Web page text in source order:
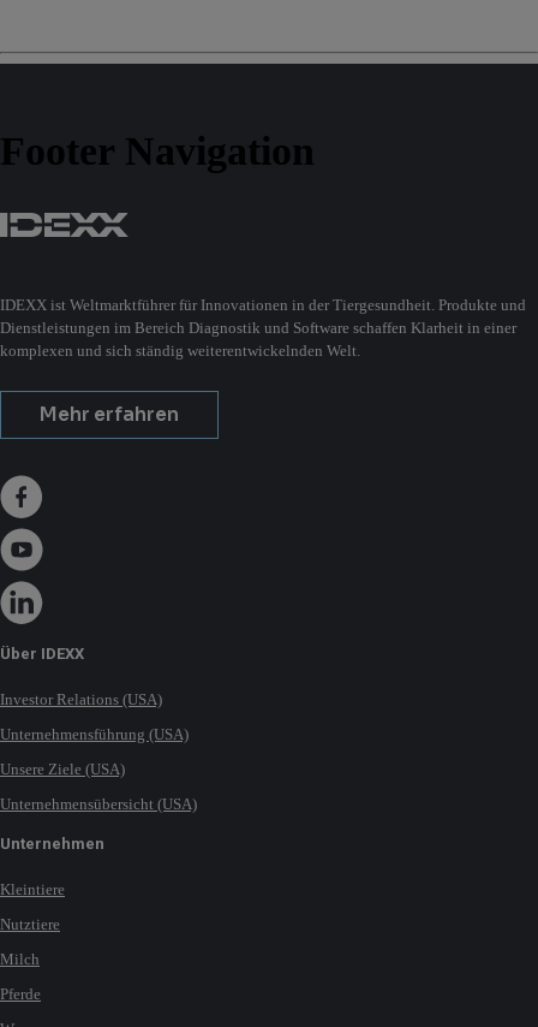
Footer Navigation
IDEXX ist Weltmarktführer für Innovationen in der Tiergesundheit. Produkte und
Dienstleistungen im Bereich Diagnostik und Software schaffen Klarheit in einer
komplexen und sich ständig weiterentwickelnden Welt.
Mehr erfahren
Über IDEXX
Investor Relations (USA)
Unternehmensführung (USA)
Unsere Ziele (USA)
Unternehmensübersicht (USA)
Unternehmen
Kleintiere
Nutztiere
Milch
Pferde